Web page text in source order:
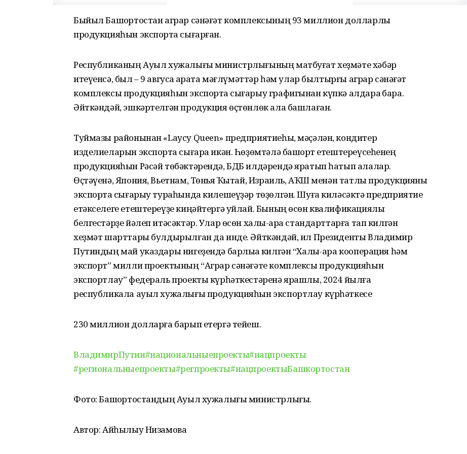
Быйыл Башҡортостан аграр сәнәғәт комплексының 93 миллион долларлыҡ
продукцияһын экспортҡа сығарған.
Республиканың Ауыл хужалығы министрлығының матбуғат хеҙмәте хәбәр
итеүенсә, был – 9 авгусҡа ҡарата мәғлүмәттәр һәм улар былтырғы аграр сәнәғәт
комплексы продукцияһын экспортҡа сығарыу графигынан күпкә алдараҡ бара.
Әйткәндәй, эшкәртелгән продукция өҫтөнлөк ала башлаған.
Туймазы районынан «Laycy Queen» предприятиеһы, мәҫәлән, кондитер
изделиеларын экспортҡа сығара икән. Һөҙөмтәлә башҡорт етештереүсеһенең
продукцияһын Рәсәй төбәктәрендә, БДБ илдәрендә яратып һатып алалар.
Өҫтәүенә, Япония, Вьетнам, Төньяҡ Ҡытай, Израиль, АҠШ менән татлы продукцияны
экспортҡа сығарыу тураһында килешеүҙәр төҙөлгән. Шуға киләсәктә предприятие
етәкселеге етештереүҙе киңәйтергә уйлай. Бының өсөн квалификациялы
белгестәрҙе йәлеп итәсәктәр. Улар өсөн халыҡ-ара стандарттарға тап килгән
хеҙмәт шарттары булдырылған да инде. Әйткәндәй, ил Президенты Владимир
Путиндың май указдары нигеҙендә барлыҡҡа килгән “Халыҡ-ара кооперация һәм
экспорт” милли проектының “Аграр сәнәғәте комплексы продукцияһын
экспортлау” федераль проекты күрһәткестәренә ярашлы, 2024 йылға
республикала ауыл хужалығы продукцияһын экспортлау күрһәткесе
230 миллион долларға барып етергә тейеш.
ВладимирПутин#национальныепроекты#нацпроекты
#региональныепроекты#регпроекты#нацпроектыБашкортостан
Фото: Башҡортостандың Ауыл хужалығы министрлығы.
Автор: Айһылыу Низамова